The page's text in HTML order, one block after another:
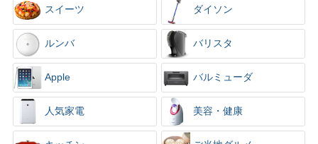
スイーツ ダイソン
ルンバ バリスタ
Apple バルミューダ
人気家電 美容・健康